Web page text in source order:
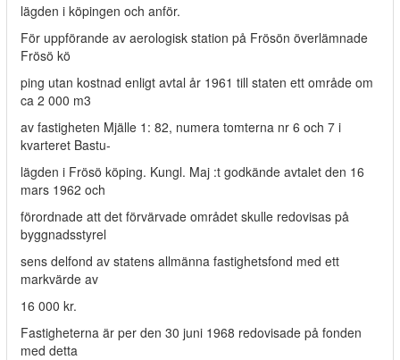
lägden i köpingen och anför.
För uppförande av aerologisk station på Frösön överlämnade
Frösö kö­
ping utan kostnad enligt avtal år 1961 till staten ett område om
ca 2 000 m3
av fastigheten Mjälle 1: 82, numera tomterna nr 6 och 7 i
kvarteret Bastu-
lägden i Frösö köping. Kungl. Maj :t godkände avtalet den 16
mars 1962 och
förordnade att det förvärvade området skulle redovisas på
byggnadsstyrel­
sens delfond av statens allmänna fastighetsfond med ett
markvärde av
16 000 kr.
Fastigheterna är per den 30 juni 1968 redovisade på fonden
med detta